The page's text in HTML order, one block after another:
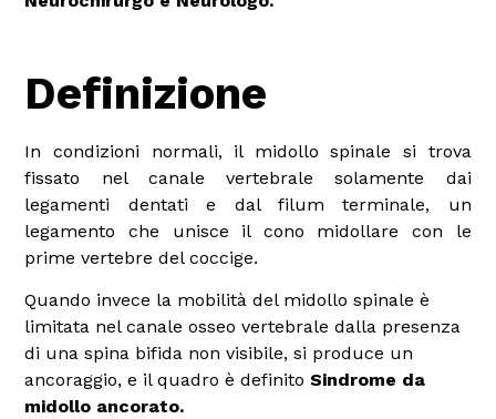
Definizione
In condizioni normali, il midollo spinale si trova
fissato nel canale vertebrale solamente dai
legamenti dentati e dal filum terminale, un
legamento che unisce il cono midollare con le
prime vertebre del coccige.
Quando invece la mobilità del midollo spinale è
limitata nel canale osseo vertebrale dalla presenza
di una spina bifida non visibile, si produce un
ancoraggio, e il quadro è definitoSindrome da
midollo ancorato.